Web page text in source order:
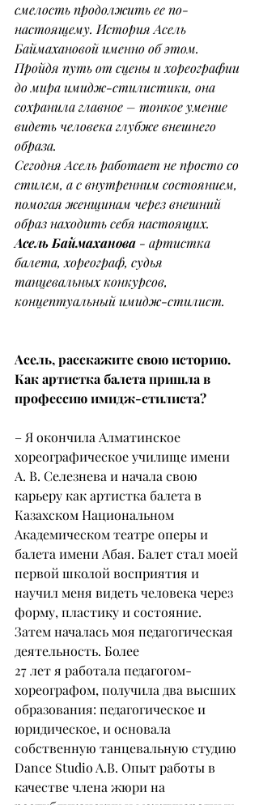
смелость продолжить ее по-
настоящему. История Асель
Баймахановой именно об этом.
Пройдя путь от сцены и хореографии
до мира имидж-стилистики, она
сохранила главное – тонкое умение
видеть человека глубже внешнего
образа.
Сегодня Асель работает не просто со
стилем, а с внутренним состоянием,
помогая женщинам через внешний
образ находить себя настоящих.
Асель Баймаханова - артистка
балета, хореограф, судья
танцевальных конкурсов,
концептуальный имидж-стилист.
Асель, расскажите свою историю.
Как артистка балета пришла в
профессию имидж-стилиста?
– Я окончила Алматинское
хореографическое училище имени
А. В. Селезнева и начала свою
карьеру как артистка балета в
Казахском Национальном
Академическом театре оперы и
балета имени Абая. Балет стал моей
первой школой восприятия и
научил меня видеть человека через
форму, пластику и состояние.
Затем началась моя педагогическая
деятельность. Более
27 лет я работала педагогом-
хореографом, получила два высших
образования: педагогическое и
юридическое, и основала
собственную танцевальную студию
Dance Studio A.B. Опыт работы в
качестве члена жюри на